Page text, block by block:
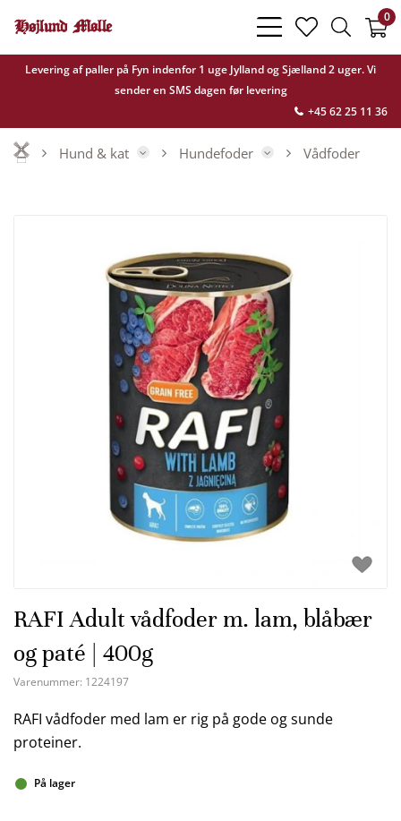
Levering af paller på Fyn indenfor 1 uge Jylland og Sjælland 2 uger. Vi
sender en SMS dagen før levering
+45 62 25 11 36
bars
light
heart
light
search
light
0
Hund & kat Hundefoder Vådfoder
RAFI Adult vådfoder m. lam, blåbær
og paté | 400g
Varenummer: 1224197
RAFI vådfoder med lam er rig på gode og sunde
proteiner.
På lager